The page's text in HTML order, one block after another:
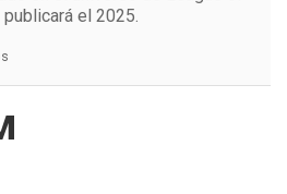
el 2025.